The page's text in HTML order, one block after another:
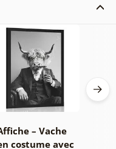
– Vache
costume avec